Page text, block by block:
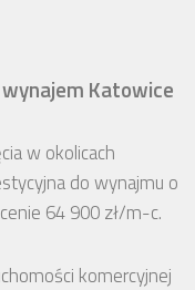
Katowice
w okolicach
do wynajmu o
64 900 zł/m-c.